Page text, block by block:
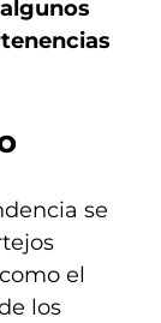
algunos
se
el
los